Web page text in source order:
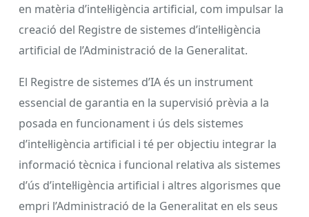
en matèria d’intel·ligència artificial, com impulsar la
creació del Registre de sistemes d’intel·ligència
artificial de l’Administració de la Generalitat.
El Registre de sistemes d’IA és un instrument
essencial de garantia en la supervisió prèvia a la
posada en funcionament i ús dels sistemes
d’intel·ligència artificial i té per objectiu integrar la
informació tècnica i funcional relativa als sistemes
d’ús d’intel·ligència artificial i altres algorismes que
empri l’Administració de la Generalitat en els seus